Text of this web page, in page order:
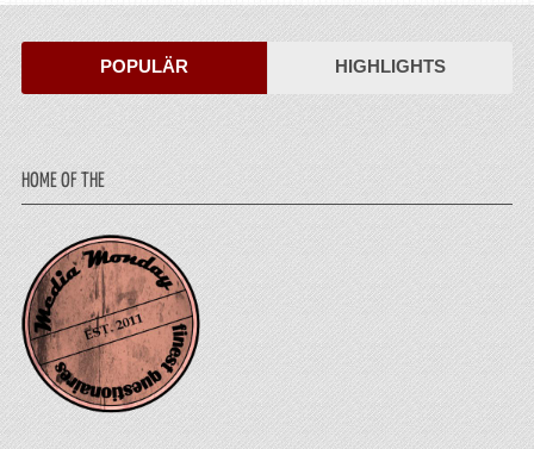
POPULÄR HIGHLIGHTS
HOME OF THE